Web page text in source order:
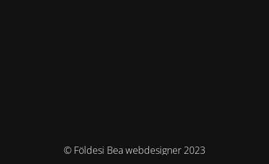
© Földesi Bea webdesigner 2023